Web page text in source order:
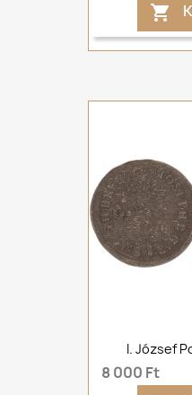

I. József
8 000 Ft